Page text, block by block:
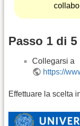
Passo 1 di 5
Collegarsi a
https://
Effettuare la scelta